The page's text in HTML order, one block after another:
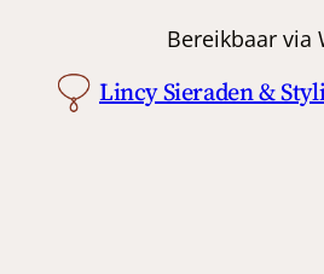
Bereikbaar
Lincy Sieraden &